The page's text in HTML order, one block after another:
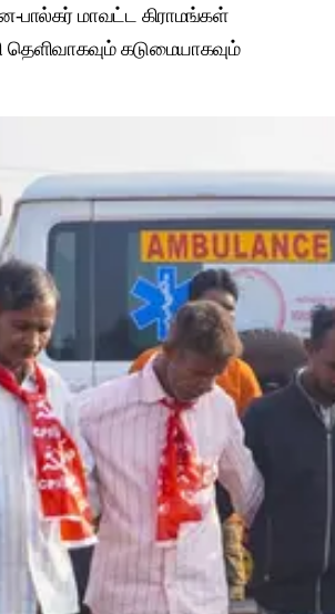
பால்கர் மாவட்ட கிராமங்கள்
தெளிவாகவும் கடுமையாகவும்